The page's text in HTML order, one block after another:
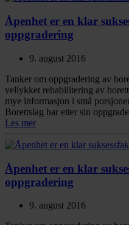
Åpenhet er en klar
oppgradering
9. august 2016
Tanker om oppgradering av
vellykket rehabilitering av
mye informasjon i små
Borettslag har etter sin
Les mer
Åpenhet er en klar
oppgradering
9. august 2016